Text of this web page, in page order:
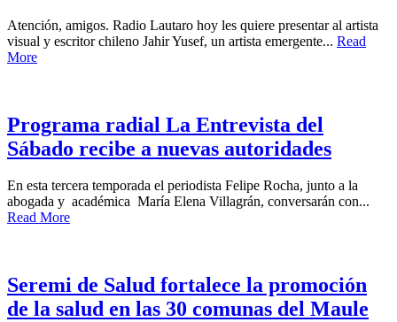
Atención, amigos. Radio Lautaro hoy les quiere presentar al artista
visual y escritor chileno Jahir Yusef, un artista emergente... Read
More
Programa radial La Entrevista del
Sábado recibe a nuevas autoridades
En esta tercera temporada el periodista Felipe Rocha, junto a la
abogada y académica María Elena Villagrán, conversarán con...
Read More
Seremi de Salud fortalece la promoción
de la salud en las 30 comunas del Maule